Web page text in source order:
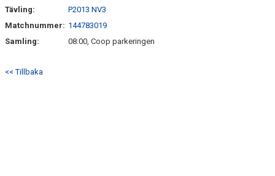
Tävling:
P2013 NV3
Matchnummer: 144783019
Samling:
08:00, Coop parkeringen
<< Tillbaka